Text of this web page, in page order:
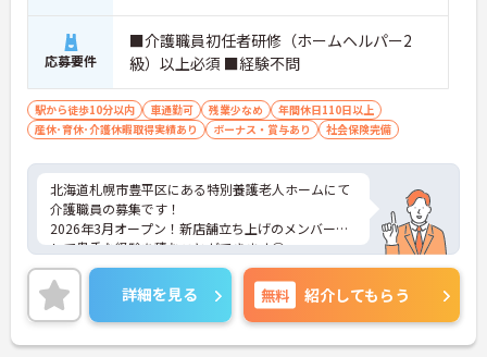
制度を利用できます ・徒歩や自転車の通勤手当も用
意しています
応募要件
■介護職員初任者研修（ホームヘルパー2
級）以上必須 ■経験不問
駅から徒歩10分以内 車通勤可 残業少なめ
年間休日110日以上
産休･育休･介護休暇取得実績あり
ボーナス・賞与あり 社会保険完備
北海道札幌市豊平区にある特別養護老人ホームにて
介護職員の募集です！
2026年3月オープン！新店舗立ち上げのメンバーと
して貴重な経験を積むことができます◎
育児休業・介護休業の取得実績もあり、ライフステ
ージが変化しても安心してお勤めいただける環境で
す☆
ご興味のある方には、面接対策ポイントなど、さら
に詳細をお話しいたしますのでお気軽にご相談くだ
詳細を見る 無料 紹介してもらう